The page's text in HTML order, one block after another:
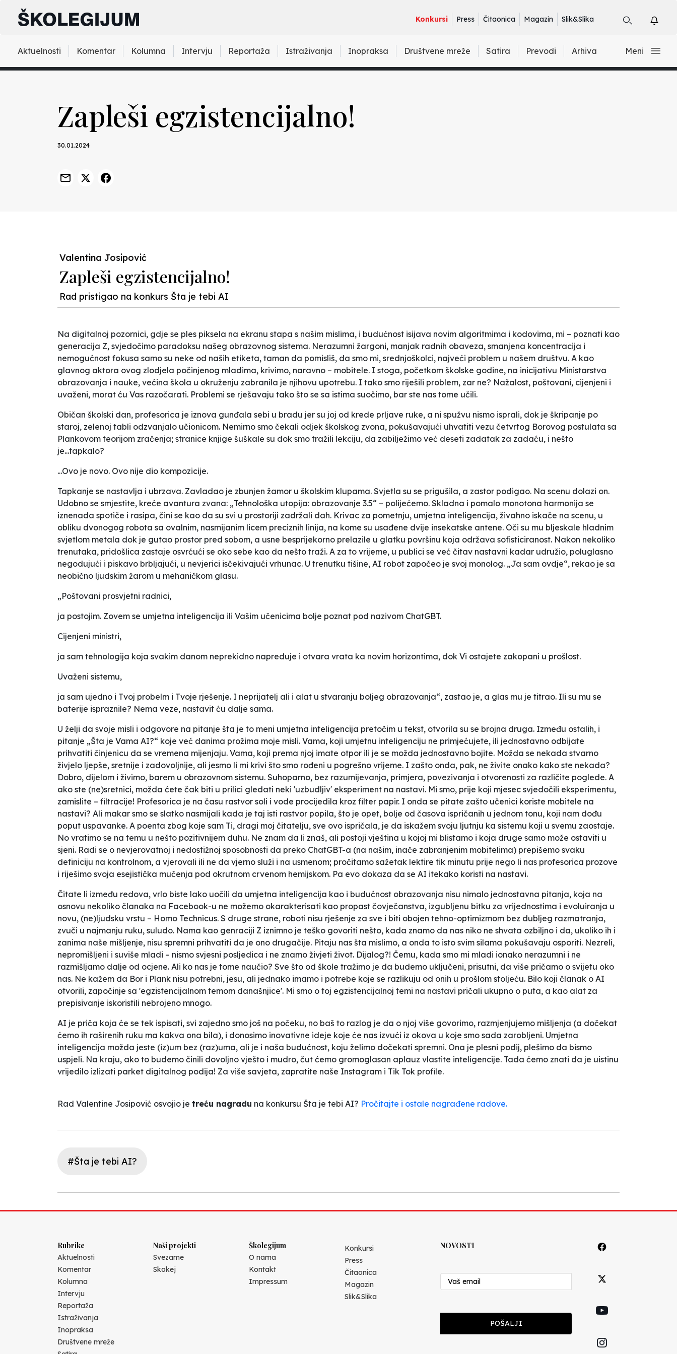
Konkursi Press Čitaonica Magazin Slik&Slika
Aktuelnosti Komentar Kolumna Intervju Reportaža Istraživanja Inopraksa Društvene mreže Satira Prevodi Arhiva Meni
Zapleši egzistencijalno!
30.01.2024
Valentina Josipović
Zapleši egzistencijalno!
Rad pristigao na konkurs Šta je tebi AI
Na digitalnoj pozornici, gdje se ples piksela na ekranu stapa s našim mislima, i budućnost isijava novim algoritmima i kodovima, mi – poznati kao
generacija Z, svjedočimo paradoksu našeg obrazovnog sistema. Nerazumni žargoni, manjak radnih obaveza, smanjena koncentracija i
nemogućnost fokusa samo su neke od naših etiketa, taman da pomisliš, da smo mi, srednjoškolci, najveći problem u našem društvu. A kao
glavnog aktora ovog zlodjela počinjenog mladima, krivimo, naravno – mobitele. I stoga, početkom školske godine, na inicijativu Ministarstva
obrazovanja i nauke, većina škola u okruženju zabranila je njihovu upotrebu. I tako smo riješili problem, zar ne? Nažalost, poštovani, cijenjeni i
uvaženi, morat ću Vas razočarati. Problemi se rješavaju tako što se sa istima suočimo, bar ste nas tome učili.
Običan školski dan, profesorica je iznova gunđala sebi u bradu jer su joj od krede prljave ruke, a ni spužvu nismo isprali, dok je škripanje po
staroj, zelenoj tabli odzvanjalo učionicom. Nemirno smo čekali odjek školskog zvona, pokušavajući uhvatiti vezu četvrtog Borovog postulata sa
Plankovom teorijom zračenja; stranice knjige šuškale su dok smo tražili lekciju, da zabilježimo već deseti zadatak za zadaću, i nešto
je...tapkalo?
...Ovo je novo. Ovo nije dio kompozicije.
Tapkanje se nastavlja i ubrzava. Zavladao je zbunjen žamor u školskim klupama. Svjetla su se prigušila, a zastor podigao. Na scenu dolazi on.
Udobno se smjestite, kreće avantura zvana: „Tehnološka utopija: obrazovanje 3.5“ – polijećemo. Skladna i pomalo monotona harmonija se
iznenada spotiče i rasipa, čini se kao da su svi u prostoriji zadržali dah. Krivac za pometnju, umjetna inteligencija, živahno iskače na scenu, u
obliku dvonogog robota sa ovalnim, nasmijanim licem preciznih linija, na kome su usađene dvije insekatske antene. Oči su mu bljeskale hladnim
svjetlom metala dok je gutao prostor pred sobom, a usne besprijekorno prelazile u glatku površinu koja održava sofisticiranost. Nakon nekoliko
trenutaka, pridošlica zastaje osvrćući se oko sebe kao da nešto traži. A za to vrijeme, u publici se već čitav nastavni kadar udružio, poluglasno
negodujući i piskavo brbljajući, u nevjerici isčekivajući vrhunac. U trenutku tišine, AI robot započeo je svoj monolog. „Ja sam ovdje“, rekao je sa
neobično ljudskim žarom u mehaničkom glasu.
„Poštovani prosvjetni radnici,
ja postojim. Zovem se umjetna inteligencija ili Vašim učenicima bolje poznat pod nazivom ChatGBT.
Cijenjeni ministri,
ja sam tehnologija koja svakim danom neprekidno napreduje i otvara vrata ka novim horizontima, dok Vi ostajete zakopani u prošlost.
Uvaženi sistemu,
ja sam ujedno i Tvoj probelm i Tvoje rješenje. I neprijatelj ali i alat u stvaranju boljeg obrazovanja“, zastao je, a glas mu je titrao. Ili su mu se
baterije ispraznile? Nema veze, nastavit ću dalje sama.
U želji da svoje misli i odgovore na pitanje šta je to meni umjetna inteligencija pretočim u tekst, otvorila su se brojna druga. Između ostalih, i
pitanje „Šta je Vama AI?“ koje već danima prožima moje misli. Vama, koji umjetnu inteligenciju ne primjećujete, ili jednostavno odbijate
prihvatiti činjenicu da se vremena mijenjaju. Vama, koji prema njoj imate otpor ili je se možda jednostavno bojite. Možda se nekada stvarno
živjelo ljepše, sretnije i zadovoljnije, ali jesmo li mi krivi što smo rođeni u pogrešno vrijeme. I zašto onda, pak, ne živite onako kako ste nekada?
Dobro, dijelom i živimo, barem u obrazovnom sistemu. Suhoparno, bez razumijevanja, primjera, povezivanja i otvorenosti za različite poglede. A
ako ste (ne)sretnici, možda ćete čak biti u prilici gledati neki 'uzbudljiv' eksperiment na nastavi. Mi smo, prije koji mjesec svjedočili eksperimentu,
zamislite – filtracije! Profesorica je na času rastvor soli i vode procijedila kroz filter papir. I onda se pitate zašto učenici koriste mobitele na
nastavi? Ali makar smo se slatko nasmijali kada je taj isti rastvor popila, što je opet, bolje od časova ispričanih u jednom tonu, koji nam dođu
poput uspavanke. A poenta zbog koje sam Ti, dragi moj čitatelju, sve ovo ispričala, je da iskažem svoju ljutnju ka sistemu koji u svemu zaostaje.
No vratimo se na temu u nešto pozitivnijem duhu. Ne znam da li znaš, ali postoji vještina u kojoj mi blistamo i koja druge samo može ostaviti u
sjeni. Radi se o nevjerovatnoj i nedostižnoj sposobnosti da preko ChatGBT-a (na našim, inače zabranjenim mobitelima) prepišemo svaku
definiciju na kontrolnom, a vjerovali ili ne da vjerno služi i na usmenom; pročitamo sažetak lektire tik minutu prije nego li nas profesorica prozove
i riješimo svoja esejistička mučenja pod okrutnom crvenom hemijskom. Pa evo dokaza da se AI itekako koristi na nastavi.
Čitate li između redova, vrlo biste lako uočili da umjetna inteligencija kao i budućnost obrazovanja nisu nimalo jednostavna pitanja, koja na
osnovu nekoliko članaka na Facebook-u ne možemo okarakterisati kao propast čovječanstva, izgubljenu bitku za vrijednostima i evoluiranja u
novu, (ne)ljudsku vrstu – Homo Technicus. S druge strane, roboti nisu rješenje za sve i biti obojen tehno-optimizmom bez dubljeg razmatranja,
zvuči u najmanju ruku, suludo. Nama kao genraciji Z iznimno je teško govoriti nešto, kada znamo da nas niko ne shvata ozbiljno i da, ukoliko ih i
zanima naše mišljenje, nisu spremni prihvatiti da je ono drugačije. Pitaju nas šta mislimo, a onda to isto svim silama pokušavaju osporiti. Nezreli,
nepromišljeni i suviše mladi – nismo svjesni posljedica i ne znamo živjeti život. Dijalog?! Čemu, kada smo mi mladi ionako nerazumni i ne
razmišljamo dalje od ocjene. Ali ko nas je tome naučio? Sve što od škole tražimo je da budemo uključeni, prisutni, da više pričamo o svijetu oko
nas. Ne kažem da Bor i Plank nisu potrebni, jesu, ali jednako imamo i potrebe koje se razlikuju od onih u prošlom stoljeću. Bilo koji članak o AI
otvorili, započinje sa 'egzistencijalnom temom današnjice'. Mi smo o toj egzistencijalnoj temi na nastavi pričali ukupno o puta, a kao alat za
prepisivanje iskoristili nebrojeno mnogo.
AI je priča koja će se tek ispisati, svi zajedno smo još na počeku, no baš to razlog je da o njoj više govorimo, razmjenjujemo mišljenja (a dočekat
ćemo ih raširenih ruku ma kakva ona bila), i donosimo inovativne ideje koje će nas izvući iz okova u koje smo sada zarobljeni. Umjetna
inteligencija možda jeste (iz)um bez (raz)uma, ali je i naša budućnost, koju želimo dočekati spremni. Ona je plesni podij, plešimo da bismo
uspjeli. Na kraju, ako to budemo činili dovoljno vješto i mudro, čut ćemo gromoglasan aplauz vlastite inteligencije. Tada ćemo znati da je uistinu
vrijedilo izlizati parket digitalnog podija! Za više savjeta, zapratite naše Instagram i Tik Tok profile.
Rad Valentine Josipović osvojio je treću nagradu na konkursu Šta je tebi AI? Pročitajte i ostale nagrađene radove.
#Šta je tebi AI?
Rubrike
Aktuelnosti
Komentar
Kolumna
Intervju
Reportaža
Istraživanja
Inopraksa
Društvene mreže
Naši projekti
Svezame
Skokej
Školegijum
O nama
Kontakt
Impressum
Konkursi
Press
Čitaonica
Magazin
Slik&Slika
NOVOSTI
POŠALJI